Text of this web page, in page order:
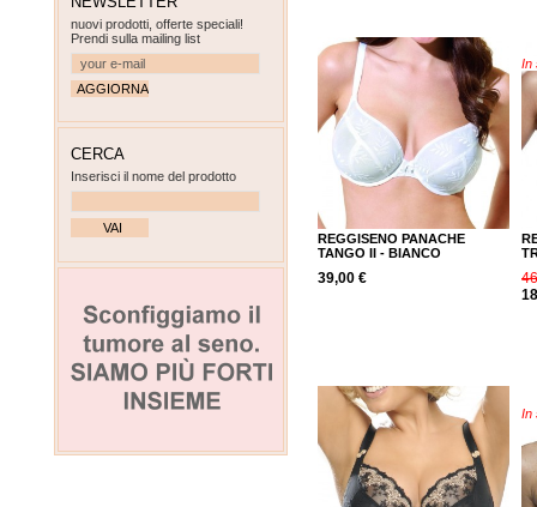
REGGISENO PANACHE
TANGO II - BIANCO
39,00 €
In
In
nuovi prodotti, offerte speciali!
Prendi sulla mailing list
CERCA
Inserisci il nome del prodotto